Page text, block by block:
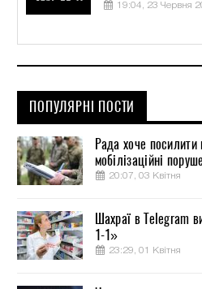
19:04, 23 Червня
ПОПУЛЯРНІ ПОСТИ
Рада хоче посилити
мобілізаційні
20:07, 03 Квітня
Шахраї в Telegram
1-1»
23:29, 01 Квітня